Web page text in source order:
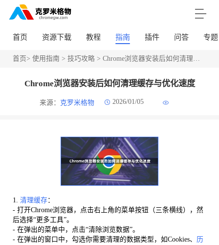
首页 资源下载 教程 指南 插件 问答 专题
首页> 使用指南 > 技巧攻略> Chrome浏览器安装后如何清理缓存与优化速度
Chrome浏览器安装后如何清理缓存与优化速度
来源： 克罗米格物 2026/01/05
1. 清理缓存：
- 打开Chrome浏览器，点击右上角的菜单按钮（三条横线），然
后选择“更多工具”。
- 在弹出的菜单中，点击“清除浏览数据”。
- 在弹出的窗口中，勾选你需要清理的数据类型，如Cookies、 历